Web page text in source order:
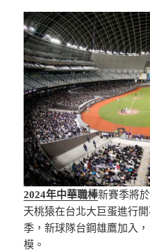
2024年中華職棒新賽季將
天桃猿在台北大巨蛋進行
季，新球隊台鋼雄鷹加入
模。